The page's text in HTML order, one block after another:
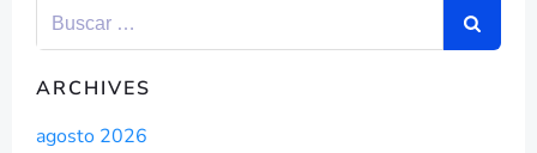
ARCHIVES
agosto 2026